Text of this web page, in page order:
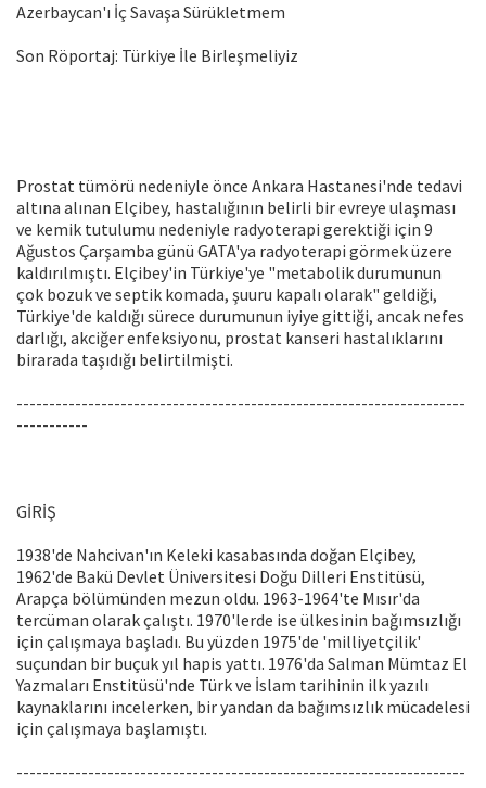
Azerbaycan'ı İç Savaşa Sürükletmem
Son Röportaj: Türkiye İle Birleşmeliyiz
Prostat tümörü nedeniyle önce Ankara Hastanesi'nde tedavi
altına alınan Elçibey, hastalığının belirli bir evreye ulaşması
ve kemik tutulumu nedeniyle radyoterapi gerektiği için 9
Ağustos Çarşamba günü GATA'ya radyoterapi görmek üzere
kaldırılmıştı. Elçibey'in Türkiye'ye "metabolik durumunun
çok bozuk ve septik komada, şuuru kapalı olarak" geldiği,
Türkiye'de kaldığı sürece durumunun iyiye gittiği, ancak nefes
darlığı, akciğer enfeksiyonu, prostat kanseri hastalıklarını
birarada taşıdığı belirtilmişti.
---------------------------------------------------------------------
-----------
GİRİŞ
1938'de Nahcivan'ın Keleki kasabasında doğan Elçibey,
1962'de Bakü Devlet Üniversitesi Doğu Dilleri Enstitüsü,
Arapça bölümünden mezun oldu. 1963-1964'te Mısır'da
tercüman olarak çalıştı. 1970'lerde ise ülkesinin bağımsızlığı
için çalışmaya başladı. Bu yüzden 1975'de 'milliyetçilik'
suçundan bir buçuk yıl hapis yattı. 1976'da Salman Mümtaz El
Yazmaları Enstitüsü'nde Türk ve İslam tarihinin ilk yazılı
kaynaklarını incelerken, bir yandan da bağımsızlık mücadelesi
için çalışmaya başlamıştı.
---------------------------------------------------------------------